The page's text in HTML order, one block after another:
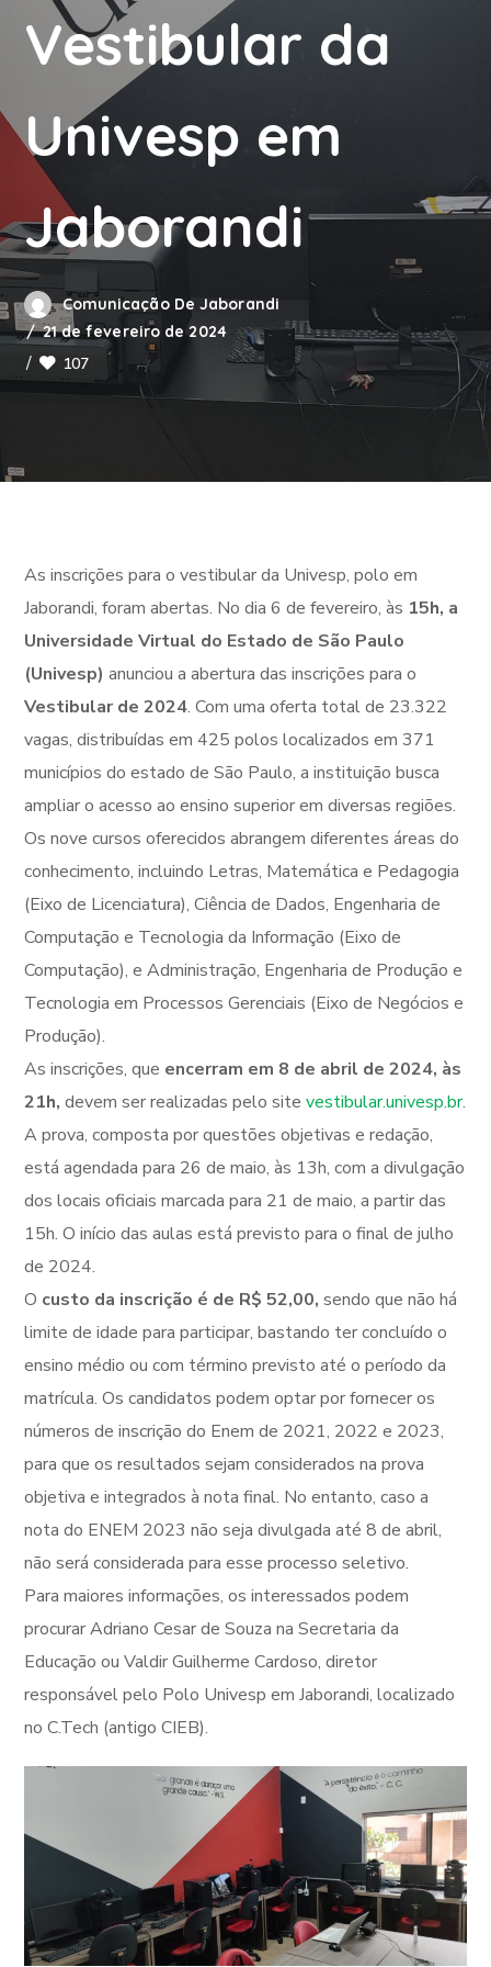
Vestibular da
Univesp em
Jaborandi
Comunicação De Jaborandi
21 de fevereiro de 2024
107
As inscrições para o vestibular da Univesp, polo em
Jaborandi, foram abertas. No dia 6 de fevereiro, às 15h, a
Universidade Virtual do Estado de São Paulo
(Univesp) anunciou a abertura das inscrições para o
Vestibular de 2024. Com uma oferta total de 23.322
vagas, distribuídas em 425 polos localizados em 371
municípios do estado de São Paulo, a instituição busca
ampliar o acesso ao ensino superior em diversas regiões.
Os nove cursos oferecidos abrangem diferentes áreas do
conhecimento, incluindo Letras, Matemática e Pedagogia
(Eixo de Licenciatura), Ciência de Dados, Engenharia de
Computação e Tecnologia da Informação (Eixo de
Computação), e Administração, Engenharia de Produção e
Tecnologia em Processos Gerenciais (Eixo de Negócios e
Produção).
As inscrições, que encerram em 8 de abril de 2024, às
21h, devem ser realizadas pelo sitevestibular.univesp.br.
A prova, composta por questões objetivas e redação,
está agendada para 26 de maio, às 13h, com a divulgação
dos locais oficiais marcada para 21 de maio, a partir das
15h. O início das aulas está previsto para o final de julho
de 2024.
O custo da inscrição é de R$ 52,00, sendo que não há
limite de idade para participar, bastando ter concluído o
ensino médio ou com término previsto até o período da
matrícula. Os candidatos podem optar por fornecer os
números de inscrição do Enem de 2021, 2022 e 2023,
para que os resultados sejam considerados na prova
objetiva e integrados à nota final. No entanto, caso a
nota do ENEM 2023 não seja divulgada até 8 de abril,
não será considerada para esse processo seletivo.
Para maiores informações, os interessados podem
procurar Adriano Cesar de Souza na Secretaria da
Educação ou Valdir Guilherme Cardoso, diretor
responsável pelo Polo Univesp em Jaborandi, localizado
no C.Tech (antigo CIEB).